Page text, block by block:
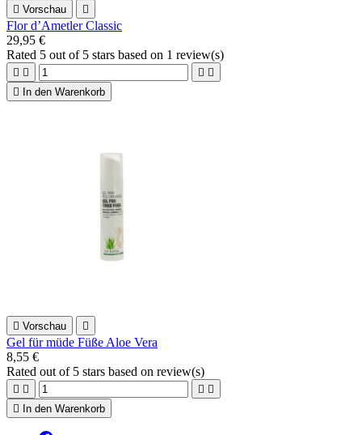
 Vorschau 
Flor d’Ametler Classic
29,95 €
Rated 5 out of 5 stars based on 1 review(s)
   

In den Warenkorb
 Vorschau 
Gel für müde Füße Aloe Vera
8,55 €
Rated out of 5 stars based on review(s)
   

In den Warenkorb